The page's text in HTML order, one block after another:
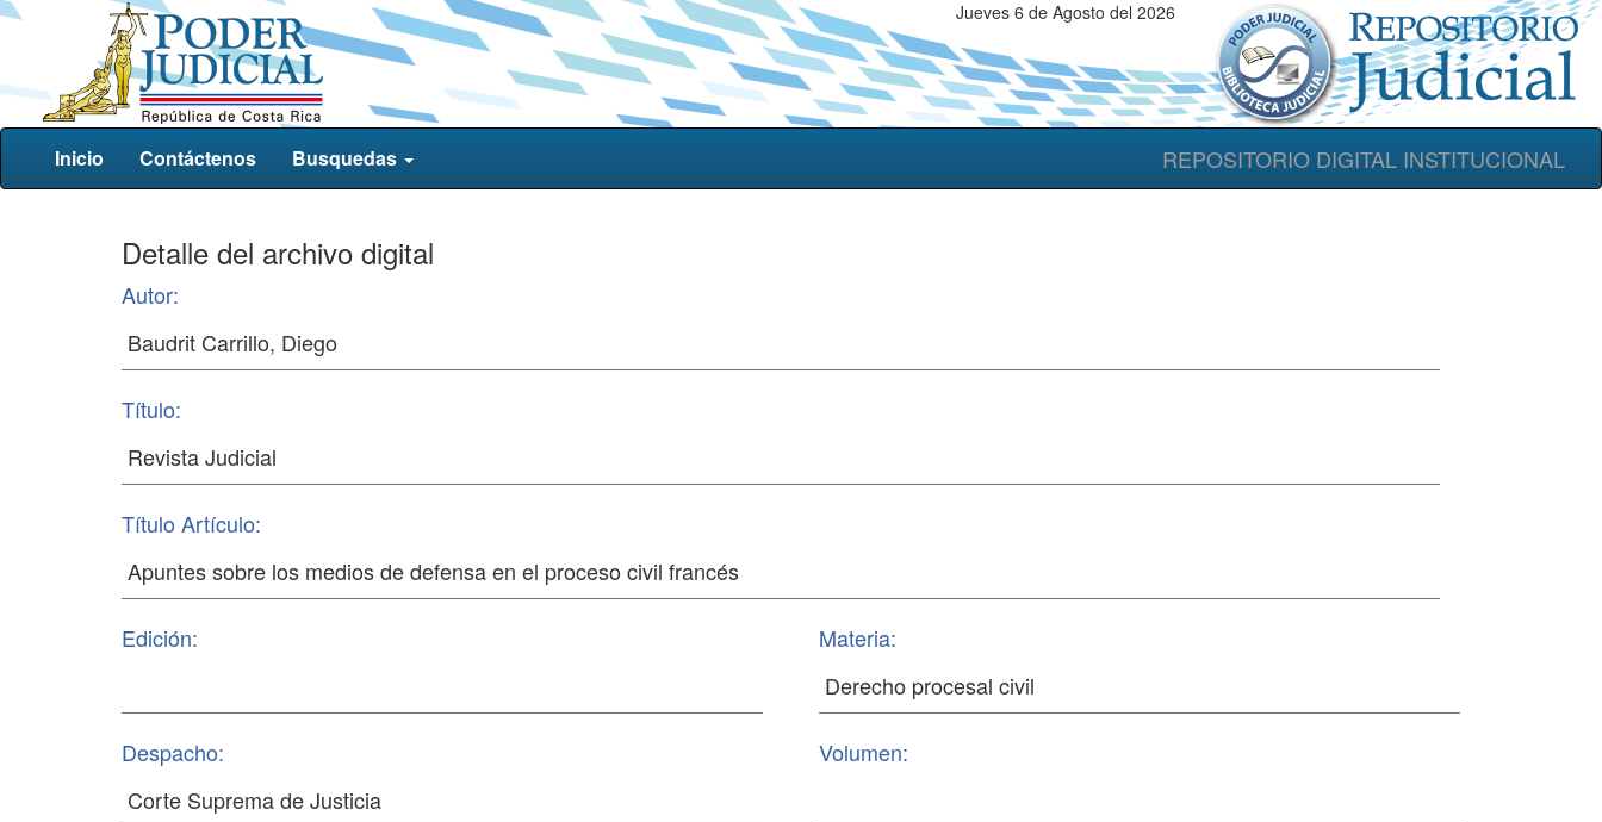
Jueves 6 de Agosto del 2026
REPOSITORIO DIGITAL INSTITUCIONAL
Inicio Contáctenos Busquedas
Detalle del archivo digital
Autor:
Título:
Título Artículo:
Edición: Materia:
Despacho: Volumen: